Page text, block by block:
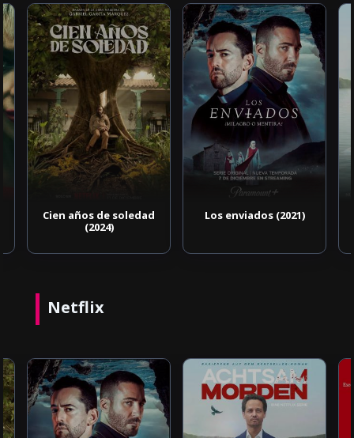
Cien años de soledad
(2024)
Los enviados (2021)
Netflix